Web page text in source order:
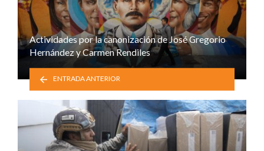
Actividades por la canonización de José Gregorio
Hernández y Carmen Rendiles
ENTRADA ANTERIOR